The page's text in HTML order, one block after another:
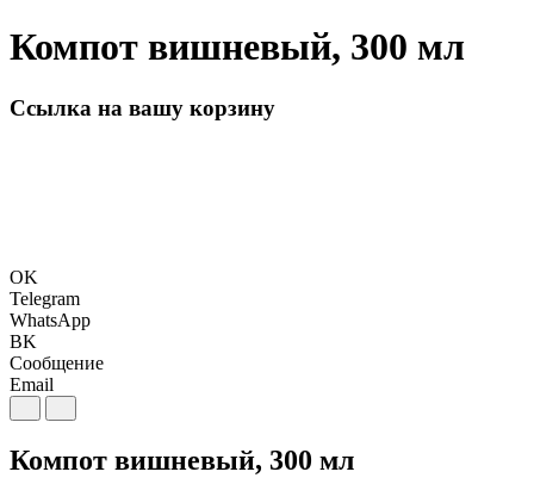
Компот вишневый, 300 мл
Ссылка на вашу корзину
OK
Telegram
WhatsApp
BK
Сообщение
Email
Компот вишневый, 300 мл